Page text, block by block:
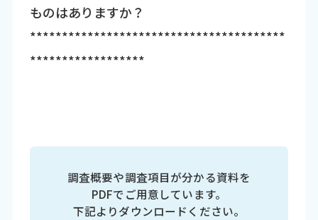
ものはありますか？
****************************************
******************
調査概要や調査項目が分かる資料を
PDFでご用意しています。
下記よりダウンロードください。